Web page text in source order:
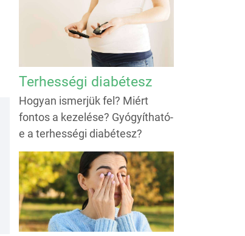
Terhességi diabétesz
Hogyan ismerjük fel? Miért
fontos a kezelése? Gyógyítható-
e a terhességi diabétesz?